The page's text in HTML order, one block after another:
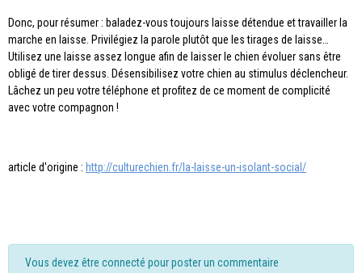
Donc, pour résumer : baladez-vous toujours laisse détendue et travailler la
marche en laisse. Privilégiez la parole plutôt que les tirages de laisse…
Utilisez une laisse assez longue afin de laisser le chien évoluer sans être
obligé de tirer dessus. Désensibilisez votre chien au stimulus déclencheur.
Lâchez un peu votre téléphone et profitez de ce moment de complicité
avec votre compagnon !
article d'origine : http://culturechien.fr/la-laisse-un-isolant-social/
Vous devez être connecté pour poster un commentaire